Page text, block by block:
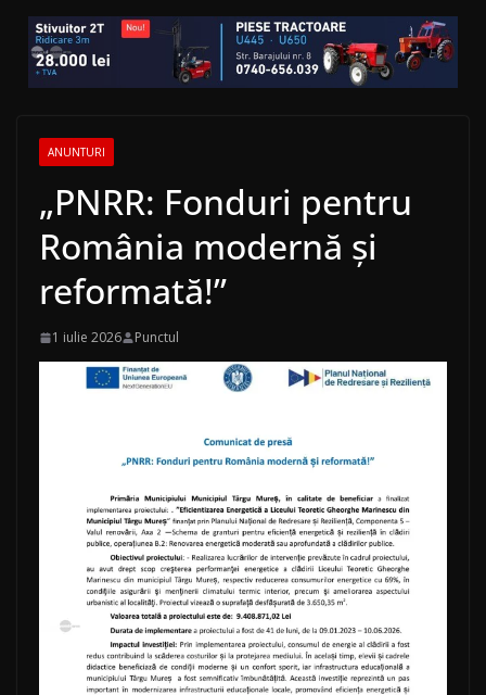
ANUNTURI
„PNRR: Fonduri pentru
România modernă și
reformată!”
1 iulie 2026 Punctul